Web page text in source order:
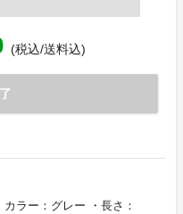
(税込/送料込)
ラー：グレー ・長さ：